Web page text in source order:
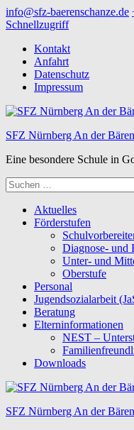
Zum
Inhalt
(Enter
drücken)
info@sfz-baerenschanze.de
Schnellzugriff
Kontakt
Anfahrt
Datenschutz
Impressum
SFZ Nürnberg An der
Eine besondere Schule in
Suchen
nach:
Aktuelles
Förderstufen
Diagnose- und
Unter- und
Oberstufe
Personal
Jugendsozialarbeit
Beratung
Elterninformationen
NEST –
Downloads
SFZ Nürnberg An der